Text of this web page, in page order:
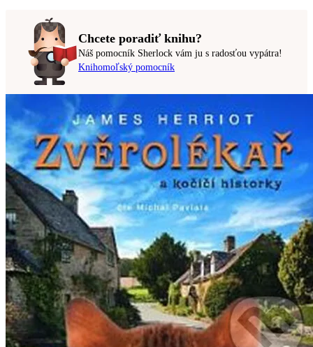
Chcete poradiť knihu?
Náš pomocník Sherlock vám ju s radosťou vypátra!
Knihomoľský pomocník